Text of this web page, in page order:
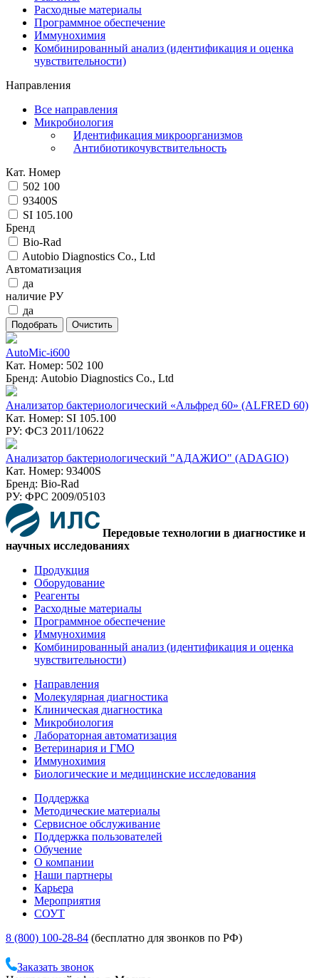
Расходные материалы
Программное обеспечение
Иммунохимия
Комбинированный анализ (идентификация и оценка
чувствительности)
Направления
Все направления
Микробиология
Идентификация микроорганизмов
Антибиотикочувствительность
Кат. Номер
502 100
93400S
SI 105.100
Бренд
Bio-Rad
Autobio Diagnostics Co., Ltd
Автоматизация
да
наличие РУ
да
AutoMic-i600
Кат. Номер: 502 100
Бренд: Autobio Diagnostics Co., Ltd
Анализатор бактериологический «Альфред 60» (ALFRED 60)
Кат. Номер: SI 105.100
РУ: ФСЗ 2011/10622
Анализатор бактериологический "АДАЖИО" (ADAGIO)
Кат. Номер: 93400S
Бренд: Bio-Rad
РУ: ФPC 2009/05103
Передовые технологии в диагностике и
научных исследованиях
Продукция
Оборудование
Реагенты
Расходные материалы
Программное обеспечение
Иммунохимия
Комбинированный анализ (идентификация и оценка
чувствительности)
Направления
Молекулярная диагностика
Клиническая диагностика
Микробиология
Лабораторная автоматизация
Ветеринария и ГМО
Иммунохимия
Биологические и медицинские исследования
Поддержка
Методические материалы
Сервисное обслуживание
Поддержка пользователей
Обучение
О компании
Наши партнеры
Карьера
Мероприятия
СОУТ
8 (800) 100-28-84 (бесплатно для звонков по РФ)
Заказать звонок